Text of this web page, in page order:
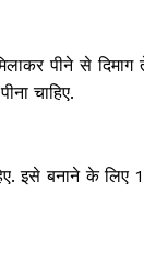
पीने से
चाहिए.
इसे बनाने के लिए